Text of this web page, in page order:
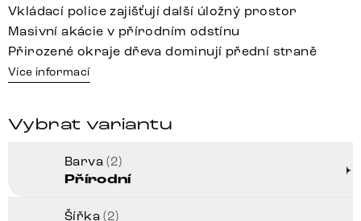
Vkládací police zajišťují další úložný prostor
Masivní akácie v přírodním odstínu
Přirozené okraje dřeva dominují přední straně
Více informací
Vybrat variantu
Barva(2)
Přírodní
Šířka(2)